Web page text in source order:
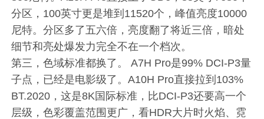
分区，100英寸更是堆到11520个，峰值亮度10000
尼特。分区多了五六倍，亮度翻了将近三倍，暗处
细节和亮处爆发力完全不在一个档次。
第三，色域标准都换了。 A7H Pro是99% DCI-P3量
子点，已经是电影级了。A10H Pro直接拉到103%
BT.2020，这是8K国际标准，比DCI-P3还要高一个
层级，色彩覆盖范围更广，看HDR大片时火焰、霓